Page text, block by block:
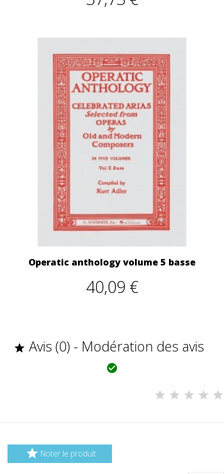
Operatic anthology volume 5 basse
40,09 €
 Avis (0) - Modération des avis

 Noter le produit